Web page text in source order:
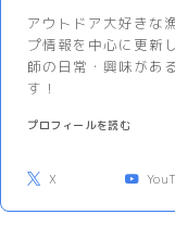
アウトドア大好きな
プ情報を中心に更新
師の日常・興味があ
す！
プロフィールを読む
X